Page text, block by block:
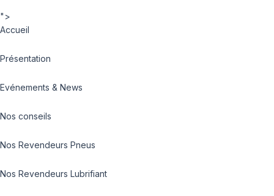
">
Accueil
Présentation
Evénements & News
Nos conseils
Nos Revendeurs Pneus
Nos Revendeurs Lubrifiant